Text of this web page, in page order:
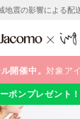
地震の影響による配
ル開催中。対象ア
ポンプレゼント